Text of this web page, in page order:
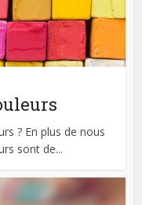
? En plus de nous
sont de...